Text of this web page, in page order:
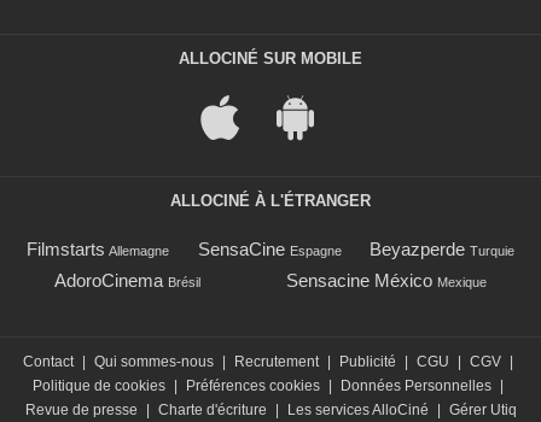
ALLOCINÉ SUR MOBILE
ALLOCINÉ À L'ÉTRANGER
Filmstarts Allemagne SensaCine Espagne Beyazperde Turquie
AdoroCinema Brésil Sensacine México Mexique
Contact Qui sommes-nous Recrutement Publicité CGU CGV
Politique de cookies
Préférences cookies Données Personnelles
Revue de presse
Charte d'écriture Les services AlloCiné Gérer Utiq